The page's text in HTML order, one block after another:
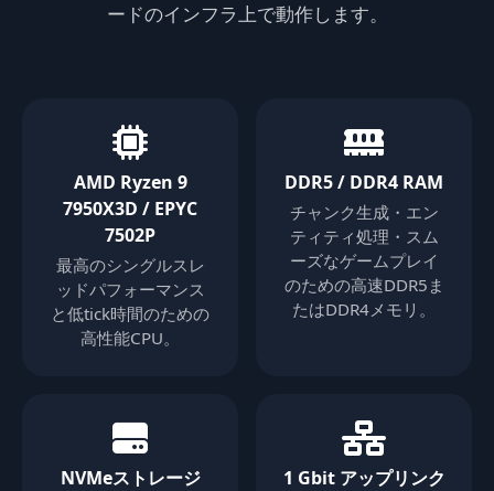
ードのインフラ上で動作します。
AMD Ryzen 9
7950X3D / EPYC
7502P
最高のシングルスレ
ッドパフォーマンス
と低tick時間のための
高性能CPU。
DDR5 / DDR4 RAM
チャンク生成・エン
ティティ処理・スム
ーズなゲームプレイ
のための高速DDR5ま
たはDDR4メモリ。
NVMeストレージ 1 Gbit アップリンク